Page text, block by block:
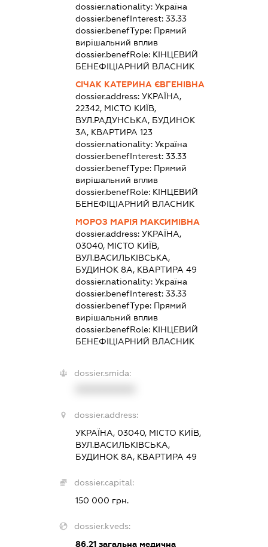
dossier.nationality: Україна
dossier.benefInterest: 33.33
dossier.benefType: Прямий
вирішальний вплив
dossier.benefRole: КІНЦЕВИЙ
БЕНЕФІЦІАРНИЙ ВЛАСНИК
СІЧАК КАТЕРИНА ЄВГЕНІВНА
dossier.address: УКРАЇНА,
22342, МІСТО КИЇВ,
ВУЛ.РАДУНСЬКА, БУДИНОК
3А, КВАРТИРА 123
dossier.nationality: Україна
dossier.benefInterest: 33.33
dossier.benefType: Прямий
вирішальний вплив
dossier.benefRole: КІНЦЕВИЙ
БЕНЕФІЦІАРНИЙ ВЛАСНИК
МОРОЗ МАРІЯ МАКСИМІВНА
dossier.address: УКРАЇНА,
03040, МІСТО КИЇВ,
ВУЛ.ВАСИЛЬКІВСЬКА,
БУДИНОК 8А, КВАРТИРА 49
dossier.nationality: Україна
dossier.benefInterest: 33.33
dossier.benefType: Прямий
вирішальний вплив
dossier.benefRole: КІНЦЕВИЙ
БЕНЕФІЦІАРНИЙ ВЛАСНИК
dossier.smida:
dossier.address:
УКРАЇНА, 03040, МІСТО КИЇВ,
ВУЛ.ВАСИЛЬКІВСЬКА,
БУДИНОК 8А, КВАРТИРА 49
dossier.capital:
150 000 грн.
dossier.kveds:
86.21загальна медична